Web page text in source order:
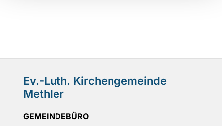
Ev.-Luth. Kirchengemeinde
Methler
GEMEINDEBÜRO